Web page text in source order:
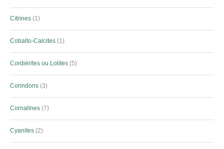
Citrines 1
Cobalto-Calcites 1
Cordiérites ou Lolites 5
Corindons 3
Cornalines 7
Cyanites 2